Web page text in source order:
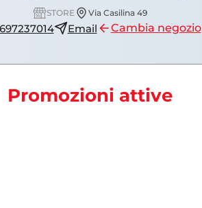
STORE Via Casilina 49
Email Cambia negozio
Promozioni attive